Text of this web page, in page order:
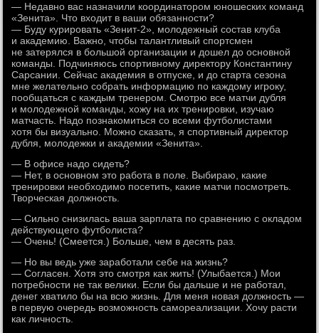
— Недавно вас назначили координатором юношеских команд
«Зенита». Что входит в ваши обязанности?
— Буду курировать «Зенит-2», молодежный состав клуба
и академию. Важно, чтобы талантливый спортсмен
не затерялся в большой организации и дошел до основной
команды. Подчиняюсь спортивному директору Константину
Сарсании. Сейчас академия в отпуске, и до старта сезона
мне желательно собрать информацию по каждому игроку,
пообщаться с каждым тренером. Смотрю все матчи дубля
и молодежной команды, хожу на их тренировки, изучаю
матчасть. Надо познакомиться со всеми футболистами
хотя бы визуально. Можно сказать, я спортивный директор
дубля, молодежки и академии «Зенита».
— В офисе надо сидеть?
— Нет, в основном это работа в поле. Выбираю, какие
тренировки необходимо посетить, какие матчи посмотреть.
Творческая должность.
— Сильно снизилась ваша зарплата по сравнению с окладом
действующего футболиста?
— Очень! (Смеется.) Больше, чем в десять раз.
— Но вы ведь уже заработали себе на жизнь?
— Согласен. Хотя это смотря как жить! (Улыбается.) Мои
потребности не так велики. Если бы дальше и не работал,
денег хватило бы на всю жизнь. Для меня новая должность —
в первую очередь возможность самореализации. Хочу расти
как личность.